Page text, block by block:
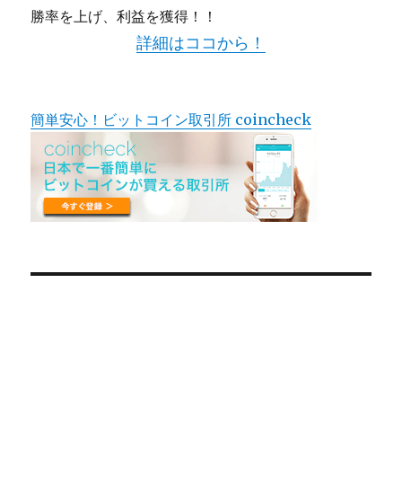
勝率を上げ、利益を獲得！！
詳細はココから！
簡単安心！ビットコイン取引所 coincheck